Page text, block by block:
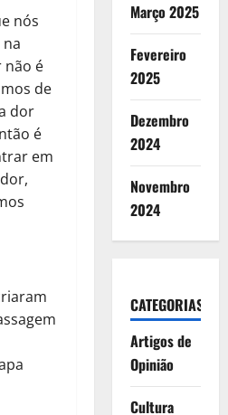
nós
não é
de
dor
é
em
Março 2025
Fevereiro
2025
Dezembro
2024
Novembro
2024
CATEGORIAS
Artigos de
Opinião
Cultura